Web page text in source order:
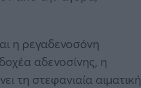
η ρεγαδενοσόνη
αδενοσίνης, η
τη στεφανιαία αιματική